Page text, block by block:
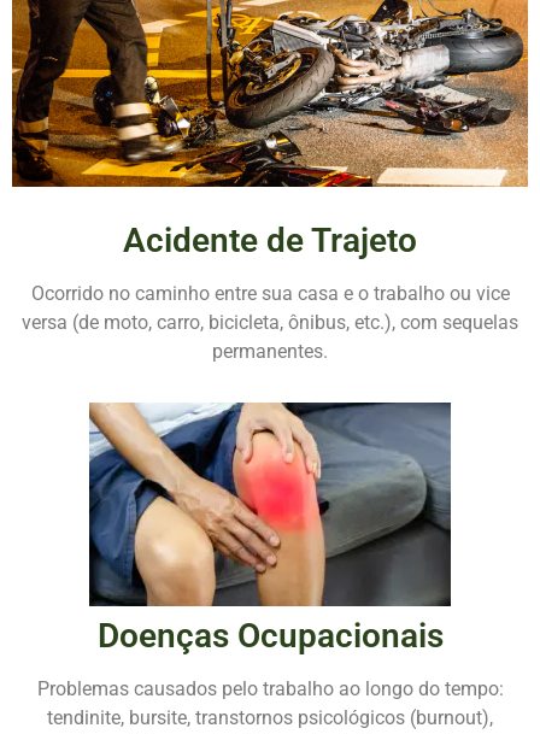
Acidente de Trajeto
Ocorrido no caminho entre sua casa e o trabalho ou vice
versa (de moto, carro, bicicleta, ônibus, etc.), com sequelas
permanentes.
Doenças Ocupacionais
Problemas causados pelo trabalho ao longo do tempo:
tendinite, bursite, transtornos psicológicos (burnout),